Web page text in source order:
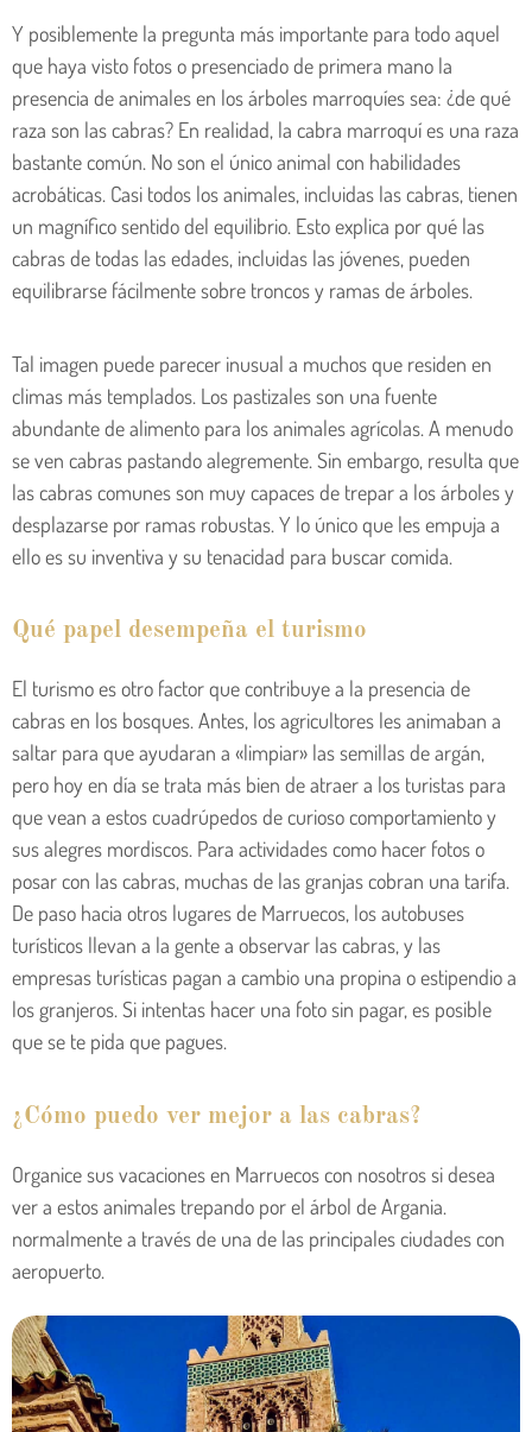
Y posiblemente la pregunta más importante para todo aquel
que haya visto fotos o presenciado de primera mano la
presencia de animales en los árboles marroquíes sea: ¿de qué
raza son las cabras? En realidad, la cabra marroquí es una raza
bastante común. No son el único animal con habilidades
acrobáticas. Casi todos los animales, incluidas las cabras, tienen
un magnífico sentido del equilibrio. Esto explica por qué las
cabras de todas las edades, incluidas las jóvenes, pueden
equilibrarse fácilmente sobre troncos y ramas de árboles.
Tal imagen puede parecer inusual a muchos que residen en
climas más templados. Los pastizales son una fuente
abundante de alimento para los animales agrícolas. A menudo
se ven cabras pastando alegremente. Sin embargo, resulta que
las cabras comunes son muy capaces de trepar a los árboles y
desplazarse por ramas robustas. Y lo único que les empuja a
ello es su inventiva y su tenacidad para buscar comida.
Qué papel desempeña el turismo
El turismo es otro factor que contribuye a la presencia de
cabras en los bosques. Antes, los agricultores les animaban a
saltar para que ayudaran a «limpiar» las semillas de argán,
pero hoy en día se trata más bien de atraer a los turistas para
que vean a estos cuadrúpedos de curioso comportamiento y
sus alegres mordiscos. Para actividades como hacer fotos o
posar con las cabras, muchas de las granjas cobran una tarifa.
De paso hacia otros lugares de Marruecos, los autobuses
turísticos llevan a la gente a observar las cabras, y las
empresas turísticas pagan a cambio una propina o estipendio a
los granjeros. Si intentas hacer una foto sin pagar, es posible
que se te pida que pagues.
¿Cómo puedo ver mejor a las cabras?
Organice sus vacaciones en Marruecos con nosotros si desea
ver a estos animales trepando por el árbol de Argania.
normalmente a través de una de las principales ciudades con
aeropuerto.